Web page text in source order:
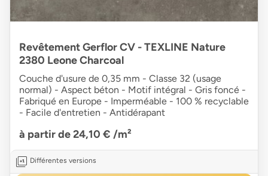
Revêtement Gerflor CV - TEXLINE Nature
2380 Leone Charcoal
Couche d'usure de 0,35 mm - Classe 32 (usage
normal) - Aspect béton - Motif intégral - Gris foncé -
Fabriqué en Europe - Imperméable - 100 % recyclable
- Facile d'entretien - Antidérapant
à partir de 24,10 € /m²
Différentes versions